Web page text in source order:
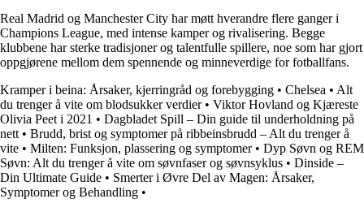
Real Madrid og Manchester City har møtt hverandre flere ganger i
Champions League, med intense kamper og rivalisering. Begge
klubbene har sterke tradisjoner og talentfulle spillere, noe som har gjort
oppgjørene mellom dem spennende og minneverdige for fotballfans.
Kramper i beina: Årsaker, kjerringråd og forebygging • Chelsea • Alt
du trenger å vite om blodsukker verdier• Viktor Hovland og Kjæreste
Olivia Peet i 2021 • Dagbladet Spill – Din guide til underholdning på
nett • Brudd, brist og symptomer på ribbeinsbrudd – Alt du trenger å
vite • Milten: Funksjon, plassering og symptomer• Dyp Søvn og REM
Søvn: Alt du trenger å vite om søvnfaser og søvnsyklus • Dinside –
Din Ultimate Guide • Smerter i Øvre Del av Magen: Årsaker,
Symptomer og Behandling •